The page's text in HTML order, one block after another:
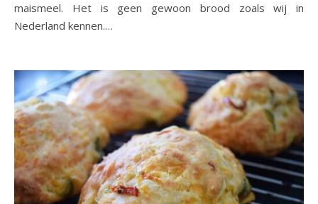
maismeel. Het is geen gewoon brood zoals wij in
Nederland kennen.…